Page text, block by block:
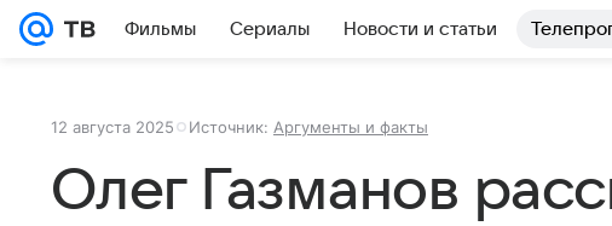
Фильмы Сериалы Новости и статьи
12 августа 2025 Источник: Аргументы и факты
Олег Газманов